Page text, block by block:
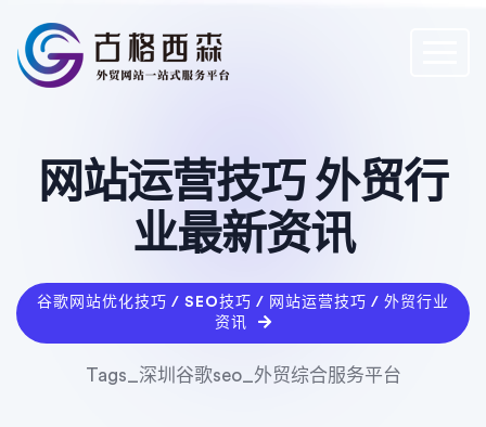
网站运营技巧 外贸行
业最新资讯
谷歌网站优化技巧 / SEO技巧 / 网站运营技巧 / 外贸行业
资讯
Tags_深圳谷歌seo_外贸综合服务平台